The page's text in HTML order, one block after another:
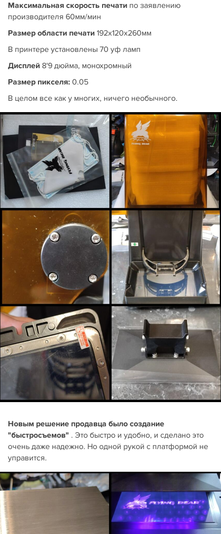
Максимальная скорость печати по заявлению
производителя 60мм/мин
Размер области печати 192x120x260мм
В принтере установлены 70 уф ламп
Дисплей 8'9 дюйма, монохромный
Размер пикселя: 0.05
В целом все как у многих, ничего необычного.
Новым решение продавца было создание
"быстросъемов" . Это быстро и удобно, и сделано это
очень даже надежно. Но одной рукой с платформой не
управится.